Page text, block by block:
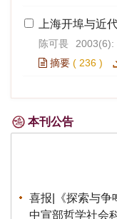
上海开埠与近
陈可畏
2003(6):
摘要 ( 236 )
本刊公告
喜报|《探索与争
中宣部哲学社会